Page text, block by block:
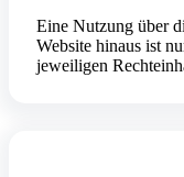
Eine Nutzung über
Website hinaus ist
jeweiligen